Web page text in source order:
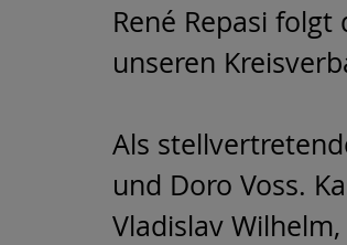
René Repasi
unseren
Als
und Doro Voss.
Vladislav